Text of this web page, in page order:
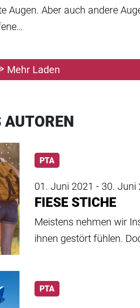
Augen. Aber auch andere
Mehr Laden
AUTOREN
PTA
01. Juni 2021 - 30. Juni
FIESE STICHE
Meistens nehmen wir
ihnen gestört fühlen.
PTA